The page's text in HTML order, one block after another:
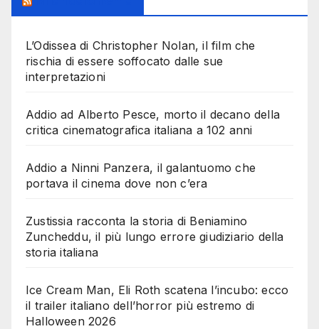
L’Odissea di Christopher Nolan, il film che
rischia di essere soffocato dalle sue
interpretazioni
Addio ad Alberto Pesce, morto il decano della
critica cinematografica italiana a 102 anni
Addio a Ninni Panzera, il galantuomo che
portava il cinema dove non c’era
Zustissia racconta la storia di Beniamino
Zuncheddu, il più lungo errore giudiziario della
storia italiana
Ice Cream Man, Eli Roth scatena l’incubo: ecco
il trailer italiano dell’horror più estremo di
Halloween 2026